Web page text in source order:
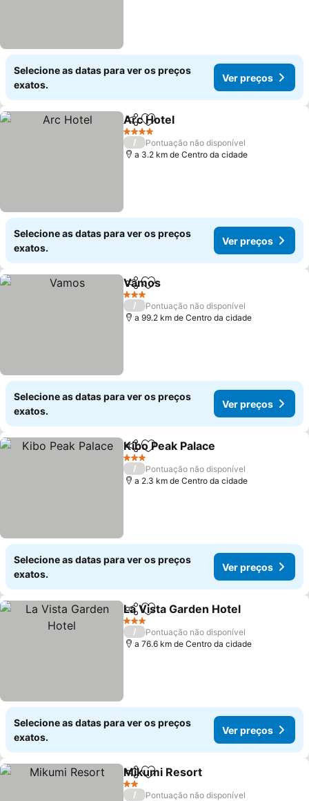
Selecione as datas para ver os preços
exatos.
Ver preços
PartilharAdicionar aos favoritos
Arc Hotel
4 Estrelas
/
Pontuação não disponível
a 3.2 km de Centro da cidade
Selecione as datas para ver os preços
exatos.
Ver preços
PartilharAdicionar aos favoritos
Vamos
3 Estrelas
/
Pontuação não disponível
a 99.2 km de Centro da cidade
Selecione as datas para ver os preços
exatos.
Ver preços
PartilharAdicionar aos favoritos
Kibo Peak Palace
3 Estrelas
/
Pontuação não disponível
a 2.3 km de Centro da cidade
Selecione as datas para ver os preços
exatos.
Ver preços
PartilharAdicionar aos favoritos
La Vista Garden Hotel
3 Estrelas
/
Pontuação não disponível
a 76.6 km de Centro da cidade
Selecione as datas para ver os preços
exatos.
Ver preços
PartilharAdicionar aos favoritos
Mikumi Resort
2 Estrelas
/
Pontuação não disponível